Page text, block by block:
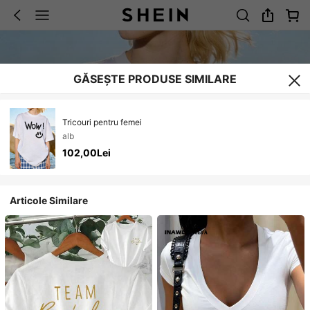
GĂSEȘTE PRODUSE SIMILARE
Tricouri pentru femei
alb
102,00Lei
Articole Similare